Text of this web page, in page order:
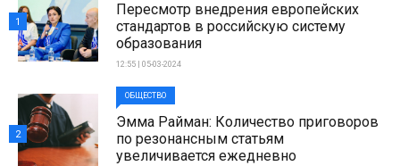
Пересмотр внедрения европейских
стандартов в российскую систему
образования
12:55 | 05-03-2024
1
ОБЩЕСТВО
Эмма Райман: Количество приговоров
по резонансным статьям
увеличивается ежедневно
2